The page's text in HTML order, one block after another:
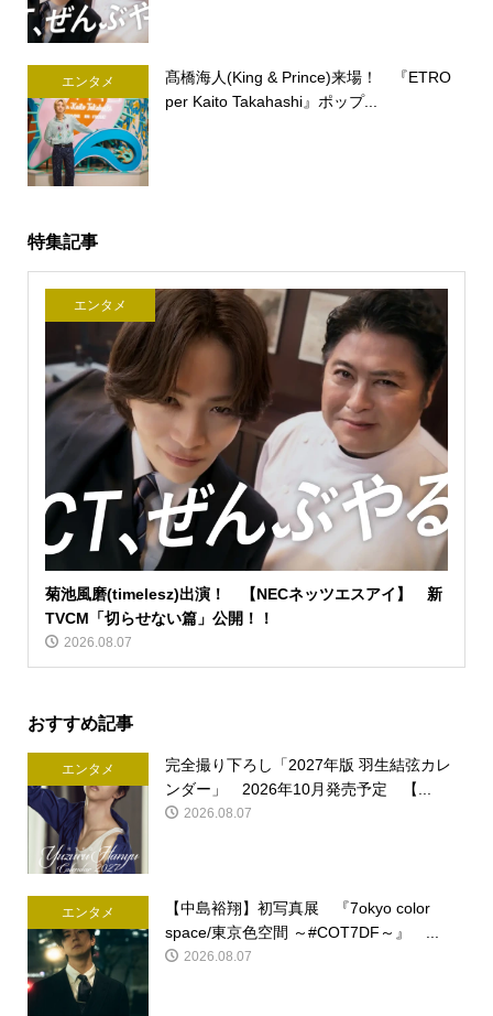
エンタメ
髙橋海人(King & Prince)来場！ 『ETRO
per Kaito Takahashi』ポップ...
特集記事
エンタメ
菊池風磨(timelesz)出演！ 【NECネッツエスアイ】 新
TVCM「切らせない篇」公開！！
2026.08.07
おすすめ記事
エンタメ
完全撮り下ろし「2027年版 羽生結弦カレ
ンダー」 2026年10月発売予定 【...
2026.08.07
エンタメ
【中島裕翔】初写真展 『7okyo color
space/東京色空間 ～#COT7DF～』 ...
2026.08.07